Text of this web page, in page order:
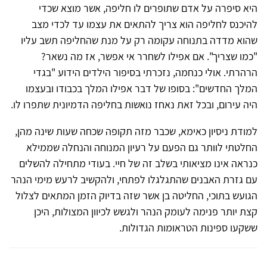
היא סיפרה על אדם שתופרים לו חליפה, אשר מוצא שכדי
להיכנס לחליפה הוא צריך להתאים את עצמו עד לכדי מצב
שהוא מדדה בתנוחה עקומה רק על מנת שהחליפה תשב עליו
"כמו שצריך". אם אפילו לשחרר אי אפשר, אז מה נשאר?
הרהרתי. אולי כנחמה, נזכרתי בסיפור הילדים הידוע "בגדי
המלך החדשים": בסופו של דבר אפילו המלך בכבודו ובעצמו
היה עירום, ובכל זאת נאחז נואשות בחליפה הדמיונית שתפרו לו.
למודת ניסיון כאימא, שכבר מזה תקופה שכחה שעות שינה מהן,
החלטתי לוותר גם הפעם על רעיון המנוחה והנחלה שממילא
כנראה אינו מציאותי בשלב זה של חיי. בעודי מתחילה להשלים
עם גזרת האבנים שהתגלגלו לפתחי, ולהקשיב לרעש מימי הנהר
הגועש בתוכי, החליטה בן אשר שזה בדיוק הזמן המתאים לצלול
קצת יותר פנימה לעומק הנהר ולגשש לכיוון המצולות, היכן
ששקעו ספינות הטראומות הגדולות.